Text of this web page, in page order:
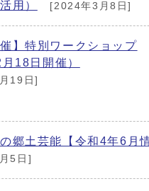
用） [2024年3月8日]
催】特別ワークショップ
18日開催）
19日]
郷土芸能【令和4年6月
5日]